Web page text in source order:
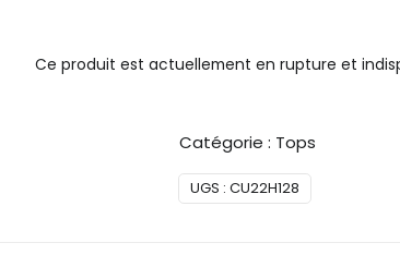
Ce produit est actuellement en rupture et
UGS : CU22H128
Catégorie : Tops